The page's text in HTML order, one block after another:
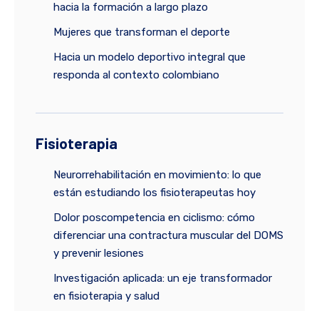
hacia la formación a largo plazo
Mujeres que transforman el deporte
Hacia un modelo deportivo integral que
responda al contexto colombiano
Fisioterapia
Neurorrehabilitación en movimiento: lo que
están estudiando los fisioterapeutas hoy
Dolor poscompetencia en ciclismo: cómo
diferenciar una contractura muscular del DOMS
y prevenir lesiones
Investigación aplicada: un eje transformador
en fisioterapia y salud